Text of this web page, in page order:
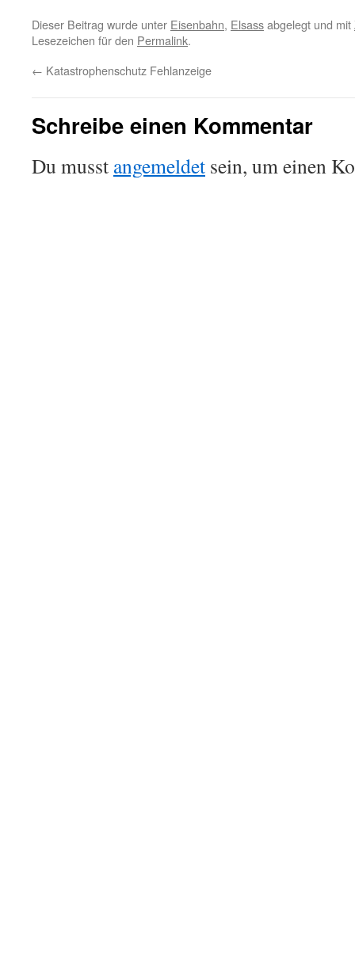
Dieser Beitrag wurde unter Eisenbahn, Elsassabgelegt und mit
Lesezeichen für den Permalink.
← Katastrophenschutz Fehlanzeige
Schreibe einen Kommentar
Du musst angemeldet sein, um einen